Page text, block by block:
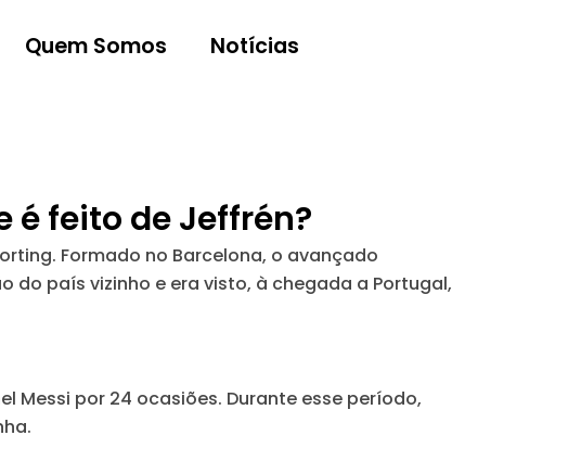
Quem Somos Notícias
é feito de Jeffrén?
Formado no Barcelona, o avançado
do país vizinho e era visto, à chegada a Portugal,
Messi por 24 ocasiões. Durante esse período,